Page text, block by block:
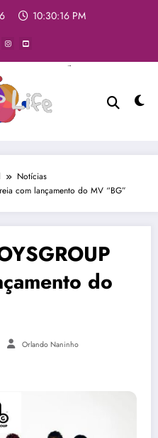
10:30:17 PM
Notícias
com lançamento do MV “BG”
do
Orlando Naninho